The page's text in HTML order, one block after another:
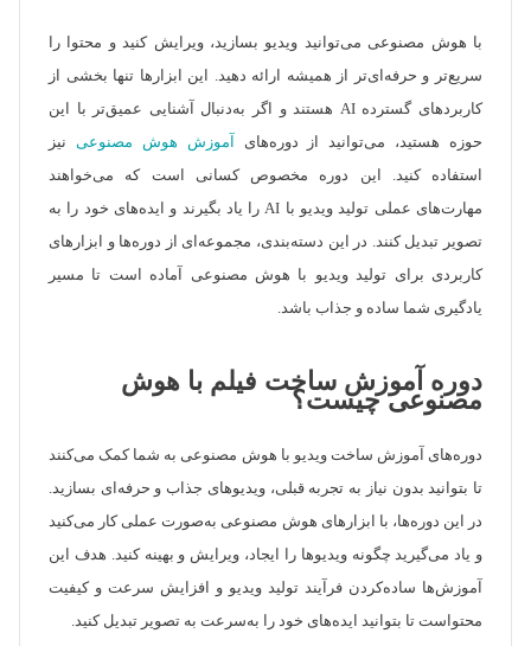
با هوش مصنوعی می‌توانید ویدیو بسازید، ویرایش کنید و محتوا را
سریع‌تر و حرفه‌ای‌تر از همیشه ارائه دهید. این ابزارها تنها بخشی از
کاربردهای گسترده AI هستند و اگر به‌دنبال آشنایی عمیق‌تر با این
حوزه هستید، می‌توانید از دوره‌های
آموزش هوش مصنوعی نیز
استفاده کنید. این دوره مخصوص کسانی است که می‌خواهند
مهارت‌های عملی تولید ویدیو با AI را یاد بگیرند و ایده‌های خود را به
تصویر تبدیل کنند. در این دسته‌بندی، مجموعه‌ای از دوره‌ها و ابزارهای
کاربردی برای تولید ویدیو با هوش مصنوعی آماده است تا مسیر
یادگیری شما ساده و جذاب باشد.
دوره آموزش ساخت فیلم با هوش
مصنوعی چیست؟
دوره‌های آموزش ساخت ویدیو با هوش مصنوعی به شما کمک می‌کنند
تا بتوانید بدون نیاز به تجربه قبلی، ویدیوهای جذاب و حرفه‌ای بسازید.
در این دوره‌ها، با ابزارهای هوش مصنوعی به‌صورت عملی کار می‌کنید
و یاد می‌گیرید چگونه ویدیوها را ایجاد، ویرایش و بهینه کنید. هدف این
آموزش‌ها ساده‌کردن فرآیند تولید ویدیو و افزایش سرعت و کیفیت
محتواست تا بتوانید ایده‌های خود را به‌سرعت به تصویر تبدیل کنید.